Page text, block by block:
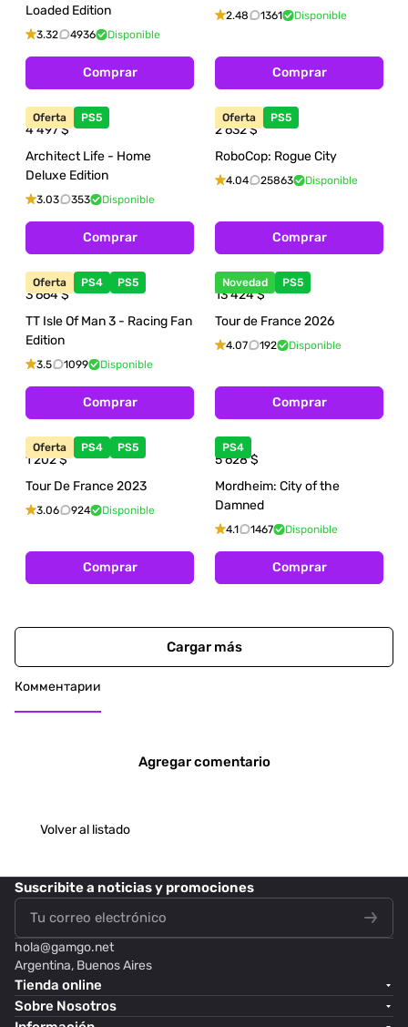
Loaded Edition
3.32 4936 Disponible
Comprar
2.48 1361 Disponible
Comprar
Oferta PS5
4 497$
Architect Life - Home
Deluxe Edition
3.03 353 Disponible
Comprar
Oferta PS5
2 632$
RoboCop: Rogue City
4.04 25863 Disponible
Comprar
Oferta PS4 PS5
3 664$
TT Isle Of Man 3 - Racing Fan
Edition
3.5 1099 Disponible
Comprar
Novedad PS5
13 424$
Tour de France 2026
4.07 192 Disponible
Comprar
Oferta PS4 PS5
1 202$
Tour De France 2023
3.06 924 Disponible
Comprar
PS4
5 628$
Mordheim: City of the
Damned
4.1 1467 Disponible
Comprar
Cargar más
Комментарии
Agregar comentario
Volver al listado
Suscribitea noticias y promociones
hola@gamgo.net
Argentina, Buenos Aires
Tienda online
Sobre Nosotros